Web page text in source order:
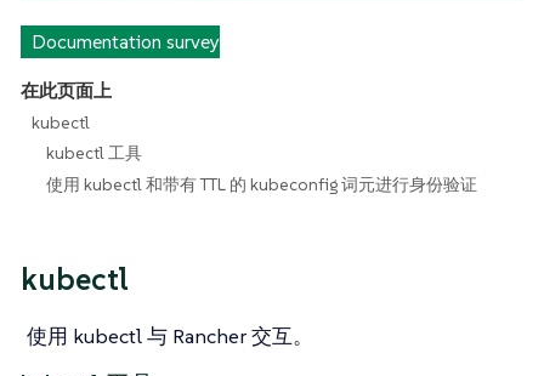
Documentation survey
在此页面上
kubectl
kubectl 工具
使用 kubectl 和带有 TTL 的 kubeconfig 词元进行身份验证
kubectl
使用 kubectl 与 Rancher 交互。